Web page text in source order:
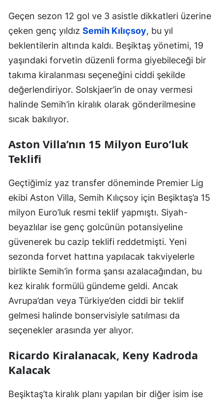
Geçen sezon 12 gol ve 3 asistle dikkatleri üzerine
çeken genç yıldız Semih Kılıçsoy, bu yıl
beklentilerin altında kaldı. Beşiktaş yönetimi, 19
yaşındaki forvetin düzenli forma giyebileceği bir
takıma kiralanması seçeneğini ciddi şekilde
değerlendiriyor. Solskjaer’in de onay vermesi
halinde Semih’in kiralık olarak gönderilmesine
sıcak bakılıyor.
Aston Villa’nın 15 Milyon Euro’luk
Teklifi
Geçtiğimiz yaz transfer döneminde Premier Lig
ekibi Aston Villa, Semih Kılıçsoy için Beşiktaş’a 15
milyon Euro’luk resmi teklif yapmıştı. Siyah-
beyazlılar ise genç golcünün potansiyeline
güvenerek bu cazip teklifi reddetmişti. Yeni
sezonda forvet hattına yapılacak takviyelerle
birlikte Semih’in forma şansı azalacağından, bu
kez kiralık formülü gündeme geldi. Ancak
Avrupa’dan veya Türkiye’den ciddi bir teklif
gelmesi halinde bonservisiyle satılması da
seçenekler arasında yer alıyor.
Ricardo Kiralanacak, Keny Kadroda
Kalacak
Beşiktaş’ta kiralık planı yapılan bir diğer isim ise